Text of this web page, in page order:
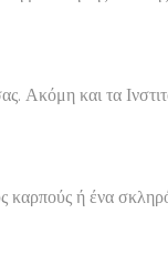
Ακόμη και τα
ή ένα